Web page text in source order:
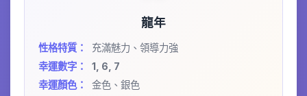
龍年
性格特質：
充滿魅力、領導力強
幸運數字：
1, 6, 7
幸運顏色：
金色、銀色